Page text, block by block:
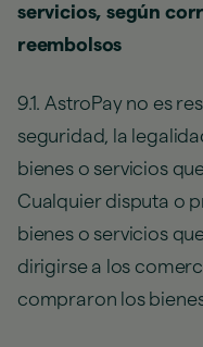
servicios, según
reembolsos
9.1. AstroPay no es
seguridad, la
bienes o servicios
Cualquier disputa o
bienes o servicios
dirigirse a los
compraron los